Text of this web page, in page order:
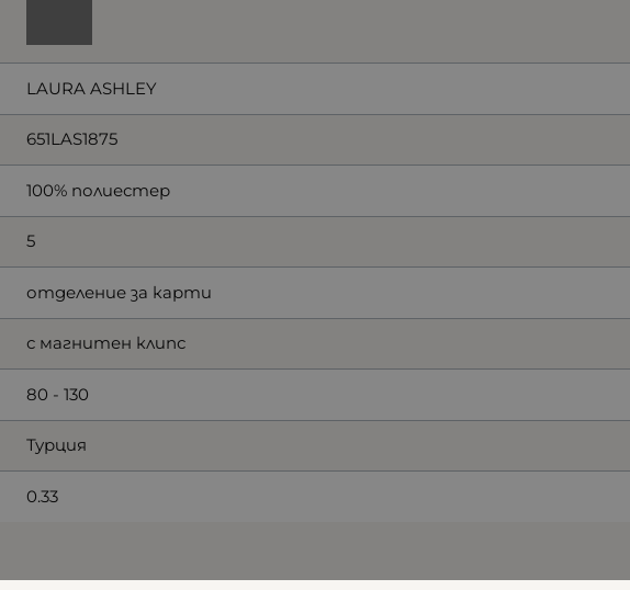
LAURA ASHLEY
651LAS1875
100% полиестер
5
отделение за карти
с магнитен клипс
80 - 130
Турция
0.33